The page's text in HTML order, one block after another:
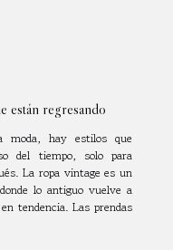
están regresando
moda, hay estilos que
del tiempo, solo para
La ropa vintage es un
lo antiguo vuelve a
tendencia. Las prendas